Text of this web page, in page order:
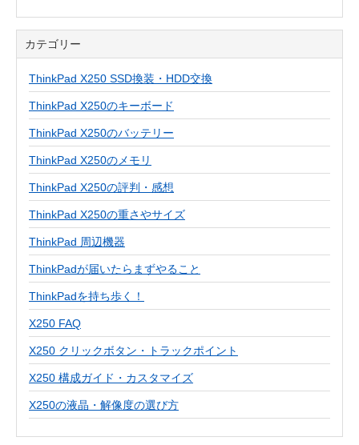
カテゴリー
ThinkPad X250 SSD換装・HDD交換
ThinkPad X250のキーボード
ThinkPad X250のバッテリー
ThinkPad X250のメモリ
ThinkPad X250の評判・感想
ThinkPad X250の重さやサイズ
ThinkPad 周辺機器
ThinkPadが届いたらまずやること
ThinkPadを持ち歩く！
X250 FAQ
X250 クリックボタン・トラックポイント
X250 構成ガイド・カスタマイズ
X250の液晶・解像度の選び方